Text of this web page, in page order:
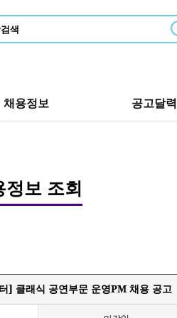
채용정보 공고달력
정보 조회
] 클래식 공연부문 운영PM 채용 공고